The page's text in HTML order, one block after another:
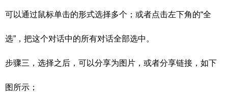
可以通过鼠标单击的形式选择多个；或者点击左下角的“全
选”，把这个对话中的所有对话全部选中。
步骤三，选择之后，可以分享为图片，或者分享链接，如下
图所示；